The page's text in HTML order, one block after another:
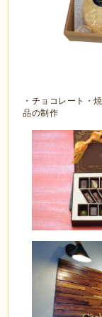
・チョコレート・
品の制作